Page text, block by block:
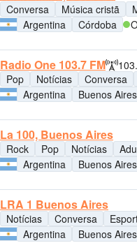
Conversa Música cristã
Argentina
Córdoba
Radio One 103.7 FM
Pop
Notícias Conversa
Argentina
Buenos Aires
La 100, Buenos Aires
Rock Pop Notícias
Argentina
Buenos Aires
LRA 1 Buenos Aires
Notícias Conversa
Argentina
Buenos Aires